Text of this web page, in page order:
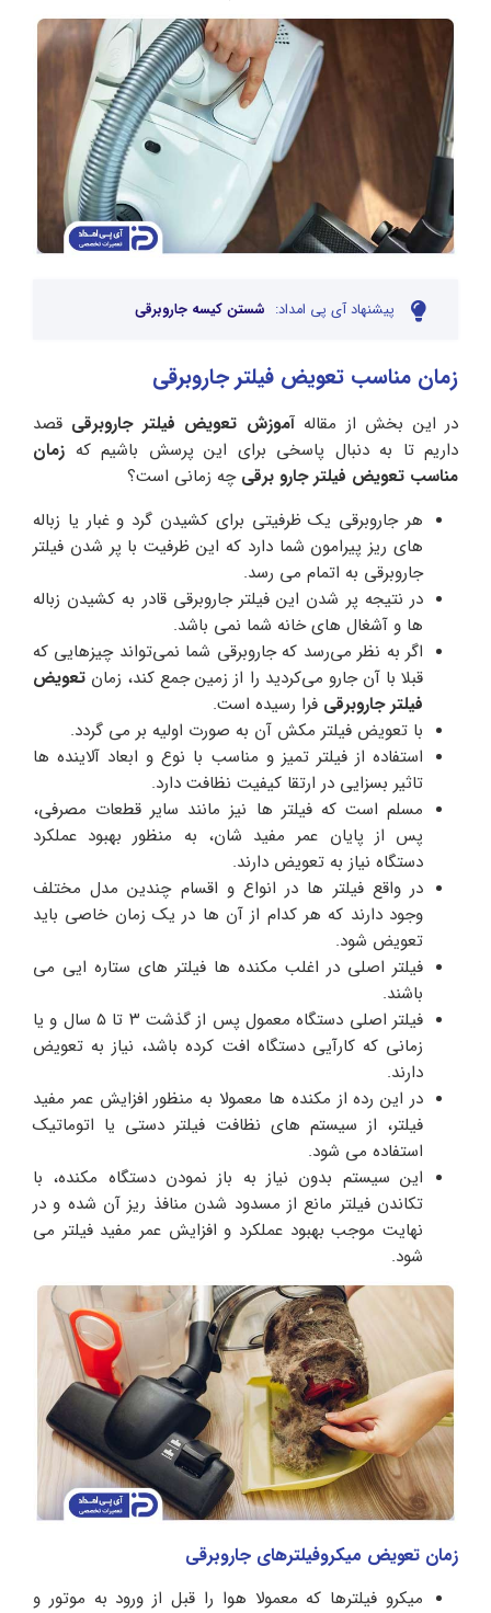
پیشنهاد آی پی امداد: شستن کیسه جاروبرقی
زمان مناسب تعویض فیلتر جاروبرقی
در این بخش از مقالهآموزش تعویض فیلتر جاروبرقی قصد
داریم تا به دنبال پاسخی برای این پرسش باشیم که زمان
مناسب تعویض فیلتر جارو برقی چه زمانی است؟
هر جاروبرقی یک ظرفیتی برای کشیدن گرد و غبار یا زباله
های ریز پیرامون شما دارد که این ظرفیت با پر شدن فیلتر
جاروبرقی به اتمام می رسد.
در نتیجه پر شدن این فیلتر جاروبرقی قادر به کشیدن زباله
ها و آشغال های خانه شما نمی باشد.
اگر به نظر می‌رسد که جاروبرقی شما نمی‌تواند چیزهایی که
قبلا با آن جارو می‌کردید را از زمین جمع کند، زمان تعویض
فیلتر جاروبرقی فرا رسیده است.
با تعویض فیلتر مکش آن به صورت اولیه بر می گردد.
استفاده از فیلتر تمیز و مناسب با نوع و ابعاد آلاینده ها
تاثیر بسزایی در ارتقا کیفیت نظافت دارد.
مسلم است که فیلتر ها نیز مانند سایر قطعات مصرفی،
پس از پایان عمر مفید شان، به منظور بهبود عملکرد
دستگاه نیاز به تعویض دارند.
در واقع فیلتر ها در انواع و اقسام چندین مدل مختلف
وجود دارند که هر کدام از آن ها در یک زمان خاصی باید
تعویض شود.
فیلتر اصلی در اغلب مکنده ها فیلتر های ستاره ایی می
باشند.
فیلتر اصلی دستگاه معمول پس از گذشت ۳ تا ۵ سال و یا
زمانی که کارآیی دستگاه افت کرده باشد، نیاز به تعویض
دارند.
در این رده از مکنده ها معمولا به منظور افزایش عمر مفید
فیلتر، از سیستم های نظافت فیلتر دستی یا اتوماتیک
استفاده می شود.
این سیستم بدون نیاز به باز نمودن دستگاه مکنده، با
تکاندن فیلتر مانع از مسدود شدن منافذ ریز آن شده و در
نهایت موجب بهبود عملکرد و افزایش عمر مفید فیلتر می
شود.
زمان تعویض میکروفیلترهای جاروبرقی
میکرو فیلترها که معمولا هوا را قبل از ورود به موتور و